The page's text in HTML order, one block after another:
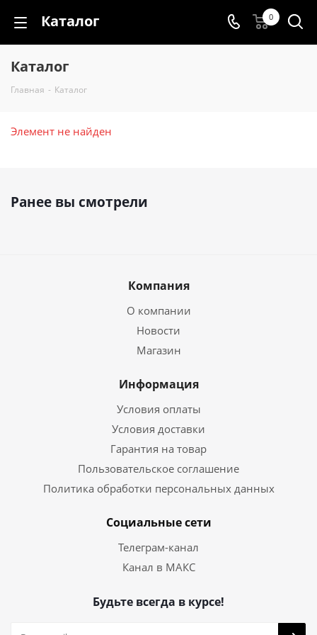
Каталог 0
Каталог
Главная - Каталог
Элемент не найден
Ранее вы смотрели
Компания
О компании
Новости
Магазин
Информация
Условия оплаты
Условия доставки
Гарантия на товар
Пользовательское соглашение
Политика обработки персональных данных
Социальные сети
Телеграм-канал
Канал в МАКС
Будьте всегда в курсе!